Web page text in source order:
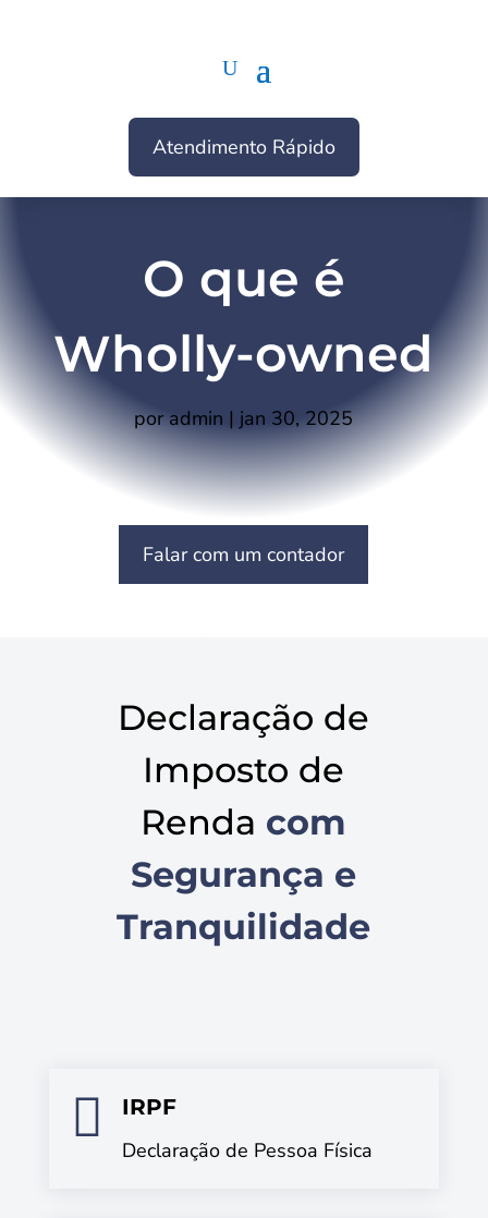
Atendimento Rápido
O que é
Wholly-owned
poradmin | jan 30, 2025
Falar com um contador
Declaração de
Imposto de
Renda com
Segurança e
Tranquilidade

IRPF
Declaração de Pessoa Física